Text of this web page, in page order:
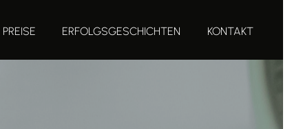
PREISE ERFOLGSGESCHICHTEN KONTAKT